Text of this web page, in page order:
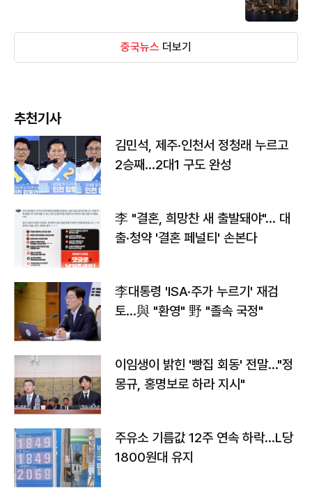
중국뉴스 더보기
추천기사
김민석, 제주·인천서 정청래 누르고
2승째…2대1 구도 완성
李 "결혼, 희망찬 새 출발돼야"… 대
출·청약 '결혼 페널티' 손본다
李대통령 'ISA·주가 누르기' 재검
토…與 "환영" 野 "졸속 국정"
이임생이 밝힌 '빵집 회동' 전말…"정
몽규, 홍명보로 하라 지시"
주유소 기름값 12주 연속 하락…L당
1800원대 유지